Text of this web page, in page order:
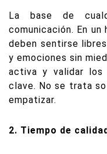
La base de
comunicación. En
deben sentirse
y emociones sin
activa y validar los
clave. No se trata
empatizar.
2. Tiempo de